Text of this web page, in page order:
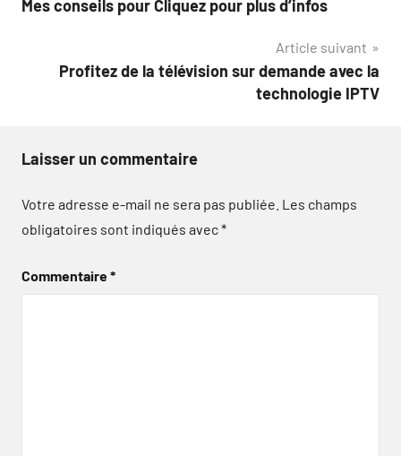
de
Mes conseils pour Cliquez pour plus d’infos
Article suivant
Profitez de la télévision sur demande avec la
technologie IPTV
Laisser un commentaire
Votre adresse e-mail ne sera pas publiée. Les champs
obligatoires sont indiqués avec*
Commentaire*